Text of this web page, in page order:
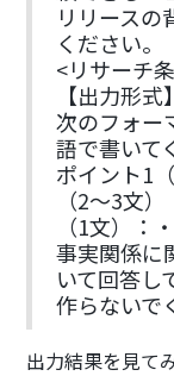
リリースの
ください。
<リサーチ
【出力形式】
次のフォー
語で書いて
ポイント1
（2〜3文
（1文）：
事実関係に
いて回答し
作らないで
出力結果を見て